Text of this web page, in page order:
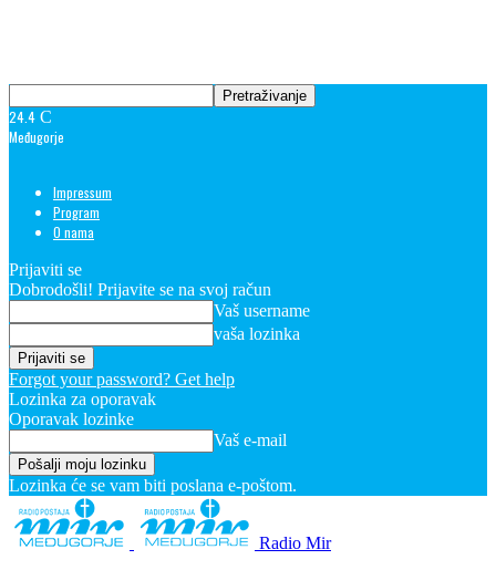
24.4 C
Međugorje
Impressum
Program
O nama
Prijaviti se
Dobrodošli! Prijavite se na svoj račun
Vaš username
vaša lozinka
Forgot your password? Get help
Lozinka za oporavak
Oporavak lozinke
Vaš e-mail
Lozinka će se vam biti poslana e-poštom.
Radio Mir